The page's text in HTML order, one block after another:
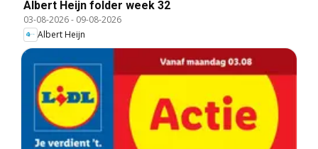
Albert Heijn folder week 32
03-08-2026- 09-08-2026
Albert Heijn